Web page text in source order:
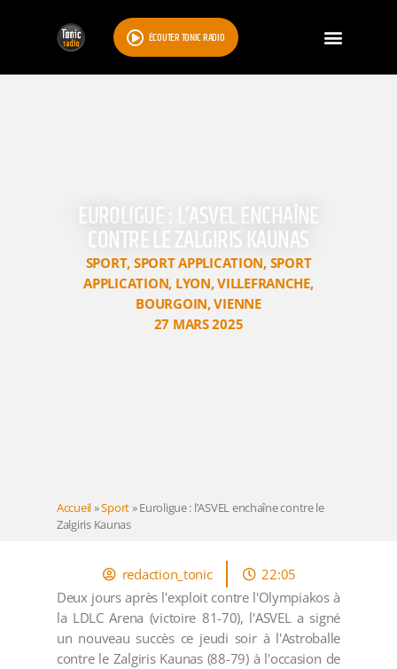
ÉCOUTER TONIC RADIO
EUROLIGUE : L’ASVEL ENCHAÎNE
CONTRE LE ZALGIRIS KAUNAS
SPORT, SPORT APPLICATION, SPORT
APPLICATION, LYON,VILLEFRANCHE,
BOURGOIN,VIENNE
27 MARS 2025
Accueil»Sport»Euroligue : l’ASVEL enchaîne contre le
Zalgiris Kaunas
redaction_tonic
22:05
Deux jours après l'exploit contre l'Olympiakos à
la LDLC Arena (victoire 81-70), l'ASVEL a signé
un nouveau succès ce jeudi soir à l'Astroballe
contre le Zalgiris Kaunas (88-79) à l'occasion de